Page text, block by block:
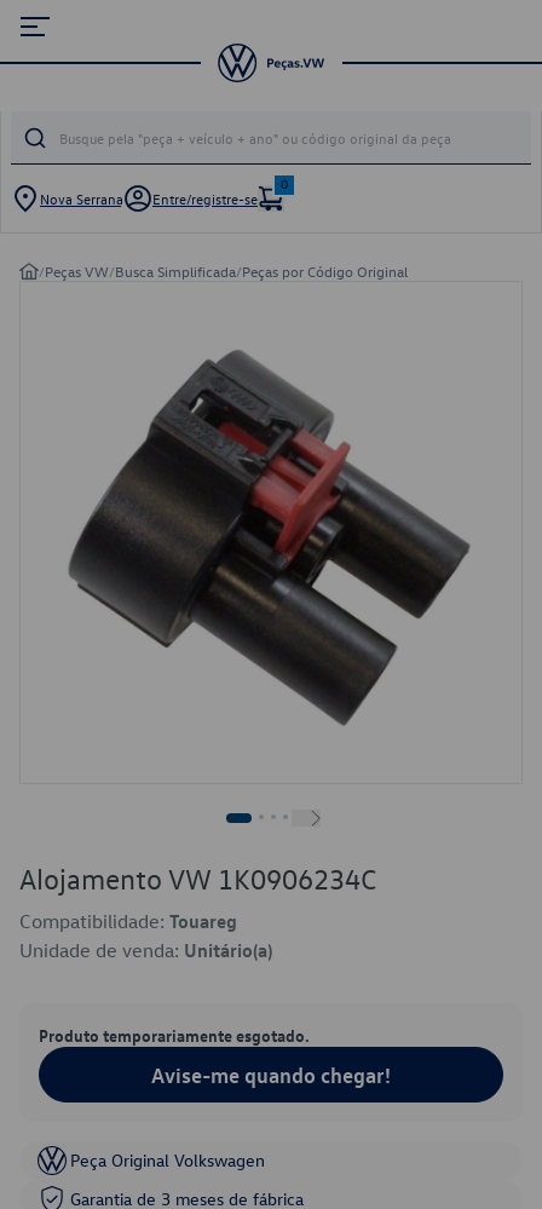
Nova Serrana Entre/registre-se
0
/Peças VW/Busca Simplificada/Peças por Código Original
Alojamento VW 1K0906234C
Compatibilidade: Touareg
Unidade de venda: Unitário(a)
Produto temporariamente esgotado.
Avise-me quando chegar!
Peça Original Volkswagen
Garantia de 3 meses de fábrica